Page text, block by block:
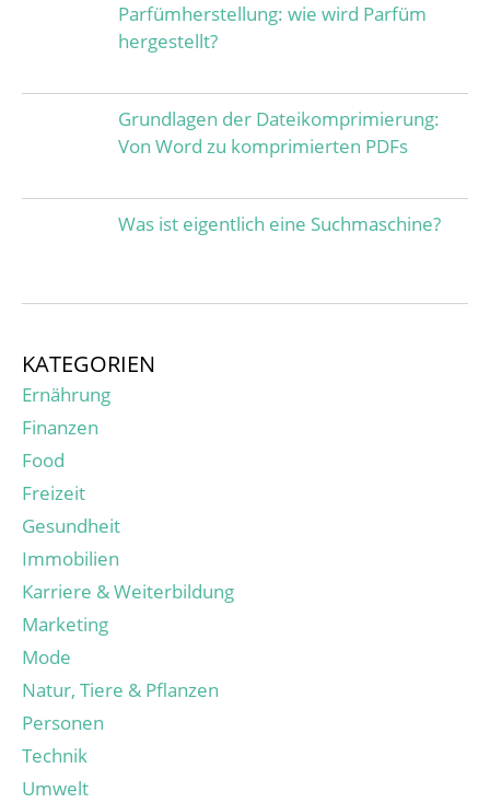
Parfümherstellung: wie wird Parfüm
hergestellt?
Grundlagen der Dateikomprimierung:
Von Word zu komprimierten PDFs
Was ist eigentlich eine Suchmaschine?
KATEGORIEN
Ernährung
Finanzen
Food
Freizeit
Gesundheit
Immobilien
Karriere & Weiterbildung
Marketing
Mode
Natur, Tiere & Pflanzen
Personen
Technik
Umwelt